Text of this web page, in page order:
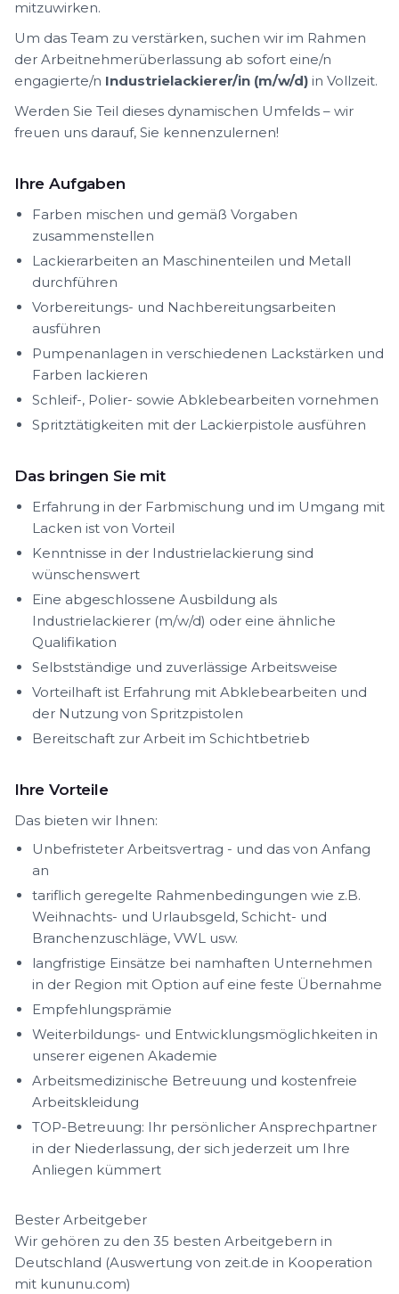
mitzuwirken.
Um das Team zu verstärken, suchen wir im Rahmen
der Arbeitnehmerüberlassung ab sofort eine/n
engagierte/n Industrielackierer/in (m/w/d) in Vollzeit.
Werden Sie Teil dieses dynamischen Umfelds – wir
freuen uns darauf, Sie kennenzulernen!
Ihre Aufgaben
Farben mischen und gemäß Vorgaben
zusammenstellen
Lackierarbeiten an Maschinenteilen und Metall
durchführen
Vorbereitungs- und Nachbereitungsarbeiten
ausführen
Pumpenanlagen in verschiedenen Lackstärken und
Farben lackieren
Schleif-, Polier- sowie Abklebearbeiten vornehmen
Spritztätigkeiten mit der Lackierpistole ausführen
Das bringen Sie mit
Erfahrung in der Farbmischung und im Umgang mit
Lacken ist von Vorteil
Kenntnisse in der Industrielackierung sind
wünschenswert
Eine abgeschlossene Ausbildung als
Industrielackierer (m/w/d) oder eine ähnliche
Qualifikation
Selbstständige und zuverlässige Arbeitsweise
Vorteilhaft ist Erfahrung mit Abklebearbeiten und
der Nutzung von Spritzpistolen
Bereitschaft zur Arbeit im Schichtbetrieb
Ihre Vorteile
Das bieten wir Ihnen:
Unbefristeter Arbeitsvertrag - und das von Anfang
an
tariflich geregelte Rahmenbedingungen wie z.B.
Weihnachts- und Urlaubsgeld, Schicht- und
Branchenzuschläge, VWL usw.
langfristige Einsätze bei namhaften Unternehmen
in der Region mit Option auf eine feste Übernahme
Empfehlungsprämie
Weiterbildungs- und Entwicklungsmöglichkeiten in
unserer eigenen Akademie
Arbeitsmedizinische Betreuung und kostenfreie
Arbeitskleidung
TOP-Betreuung: Ihr persönlicher Ansprechpartner
in der Niederlassung, der sich jederzeit um Ihre
Anliegen kümmert
Bester Arbeitgeber
Wir gehören zu den 35 besten Arbeitgebern in
Deutschland (Auswertung von zeit.de in Kooperation
mit kununu.com)